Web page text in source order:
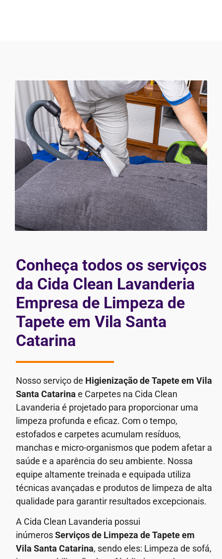
Conheça todos os serviços
da Cida Clean Lavanderia
Empresa de Limpeza de
Tapete em Vila Santa
Catarina
Nosso serviço de Higienização de Tapete em Vila
Santa Catarina e Carpetes na Cida Clean
Lavanderia é projetado para proporcionar uma
limpeza profunda e eficaz. Com o tempo,
estofados e carpetes acumulam resíduos,
manchas e micro-organismos que podem afetar a
saúde e a aparência do seu ambiente. Nossa
equipe altamente treinada e equipada utiliza
técnicas avançadas e produtos de limpeza de alta
qualidade para garantir resultados excepcionais.
A Cida Clean Lavanderia possui
inúmerosServiços de Limpeza de Tapete em
Vila Santa Catarina, sendo eles: Limpeza de sofá,